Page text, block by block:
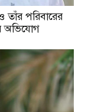
তাঁর পরিবারের
অভিযোগ